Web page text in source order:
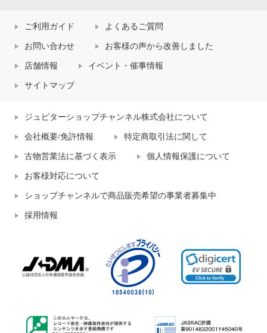
ご利用ガイド よくあるご質問
お問い合わせ お客様の声から改善しました
店舗情報 イベント・催事情報
サイトマップ
ジュピターショップチャンネル株式会社について
会社概要/免許情報 特定商取引法に関して
古物営業法に基づく表示 個人情報保護について
お客様対応について
ショップチャンネルで商品販売希望の事業者募集中
採用情報